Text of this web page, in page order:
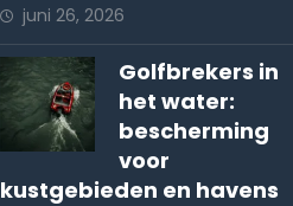
juni 26, 2026
Golfbrekers in
het water:
bescherming
voor
kustgebieden en havens